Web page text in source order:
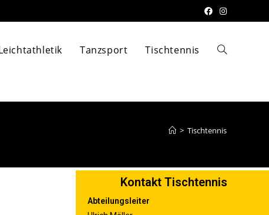
Tanzsport Tischtennis
> Tischtennis
Kontakt Tischtennis
Abteilungsleiter